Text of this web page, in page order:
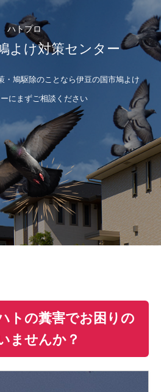
ハトプロ
よけ対策センター
・鳩駆除のことなら伊豆の国市鳩よけ
にまずご相談ください
トの糞害でお困りの
ませんか？